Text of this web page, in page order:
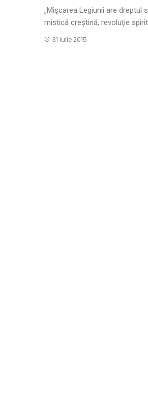
„Mişcarea Legiunii are dreptul
mistică creştină, revoluţie
31 iulie 2015